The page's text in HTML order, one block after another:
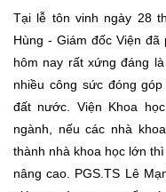
Tại lễ tôn vinh ngày 28
Hùng - Giám đốc Viện
hôm nay rất xứng đáng
nhiều công sức đóng
đất nước. Viện Khoa
ngành, nếu các nhà
thành nhà khoa học lớn
nâng cao. PGS.TS Lê